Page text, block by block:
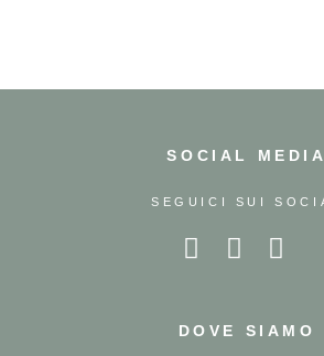
SOCIAL MEDIA
SEGUICI SUI
DOVE SIAMO